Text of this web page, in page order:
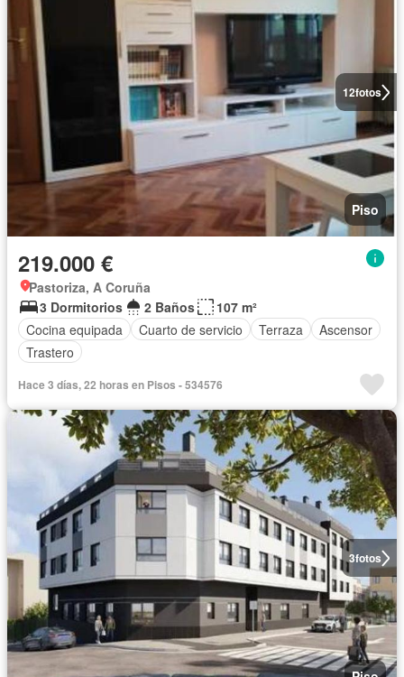
12fotos
Piso
219.000 €
Pastoriza, A Coruña
3 Dormitorios
2 Baños
107 m²
Cocina equipada
Cuarto de servicio Terraza
Ascensor
Trastero
Hace 3 días, 22 horas en Pisos - 534576
3fotos